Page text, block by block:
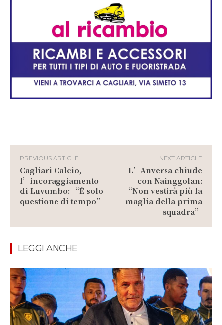
PREVIOUS ARTICLE
Cagliari Calcio,
l’incoraggiamento
di Luvumbo: “È solo
questione di tempo”
NEXT ARTICLE
L’Anversa chiude
con Nainggolan:
“Non vestirà più la
maglia della prima
squadra”
LEGGI ANCHE